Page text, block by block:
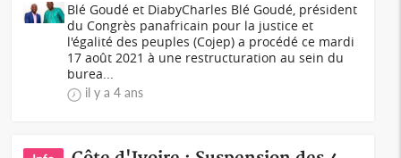
Blé Goudé et Diaby Charles Blé Goudé, président
du Congrès panafricain pour la justice et
l'égalité des peuples (Cojep) a procédé ce mardi
17 août 2021 à une restructuration au sein du
burea...
il y a 4 ans